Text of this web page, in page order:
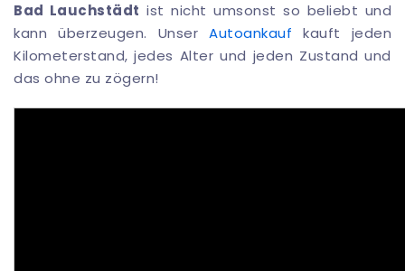
Bad Lauchstädt ist nicht umsonst so beliebt und
kann überzeugen. Unser Autoankauf kauft jeden
Kilometerstand, jedes Alter und jeden Zustand und
das ohne zu zögern!